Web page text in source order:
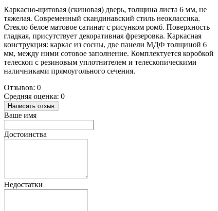
Каркасно-щитовая (скиновая) дверь, толщина листа 6 мм, не
тяжелая. Современный скандинавский стиль неоклассика.
Стекло белое матовое сатинат с рисунком ромб. Поверхность
гладкая, присутствует декоративная фрезеровка. Каркасная
конструкция: каркас из сосны, две панели МДФ толщиной 6
мм, между ними сотовое заполнение. Комплектуется коробкой
телескоп с резиновым уплотнителем и телескопическими
наличниками прямоугольного сечения.
Отзывов: 0
Средняя оценка: 0
Написать отзыв
Ваше имя
Достоинства
Недостатки